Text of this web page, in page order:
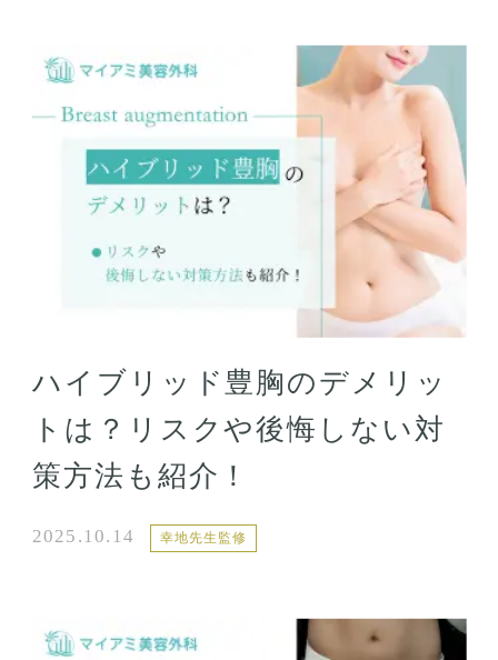
ハイブリッド豊胸のデメリッ
トは？リスクや後悔しない対
策方法も紹介！
2025.10.14 幸地先生監修